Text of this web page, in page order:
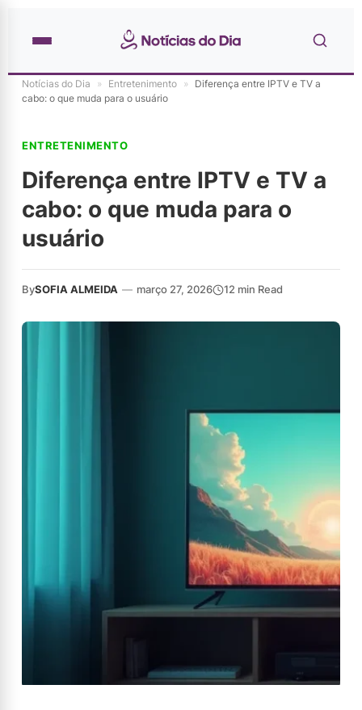
Notícias do Dia » Entretenimento » Diferença entre IPTV e TV a
cabo: o que muda para o usuário
ENTRETENIMENTO
Diferença entre IPTV e TV a
cabo: o que muda para o
usuário
BySOFIA ALMEIDA — março 27, 2026 12 min Read